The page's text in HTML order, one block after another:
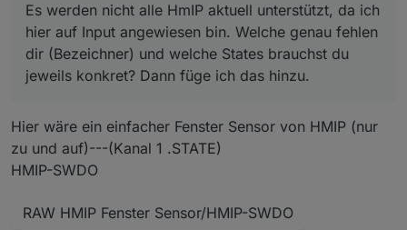
prc.js#L38
Es werden nicht alle HmIP aktuell unterstützt, da ich
hier auf Input angewiesen bin. Welche genau fehlen
dir (Bezeichner) und welche States brauchst du
jeweils konkret? Dann füge ich das hinzu.
Hier wäre ein einfacher Fenster Sensor von HMIP (nur
zu und auf)---(Kanal 1 .STATE)
HMIP-SWDO
RAW HMIP Fenster Sensor/HMIP-SWDO